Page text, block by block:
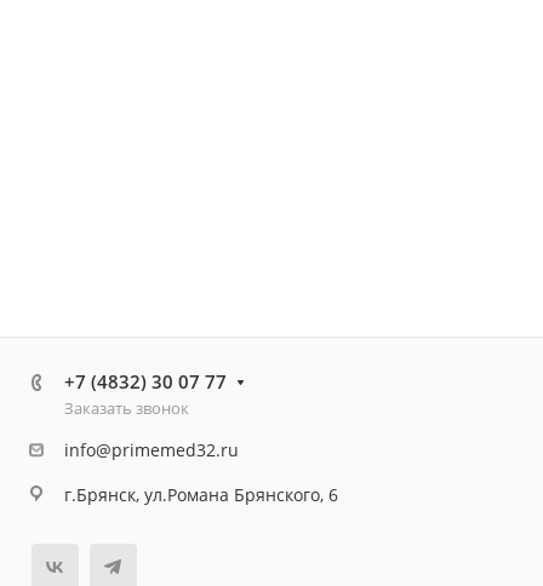
+7 (4832) 30 07 77
Заказать звонок
info@primemed32.ru
г.Брянск, ул.Романа Брянского, 6